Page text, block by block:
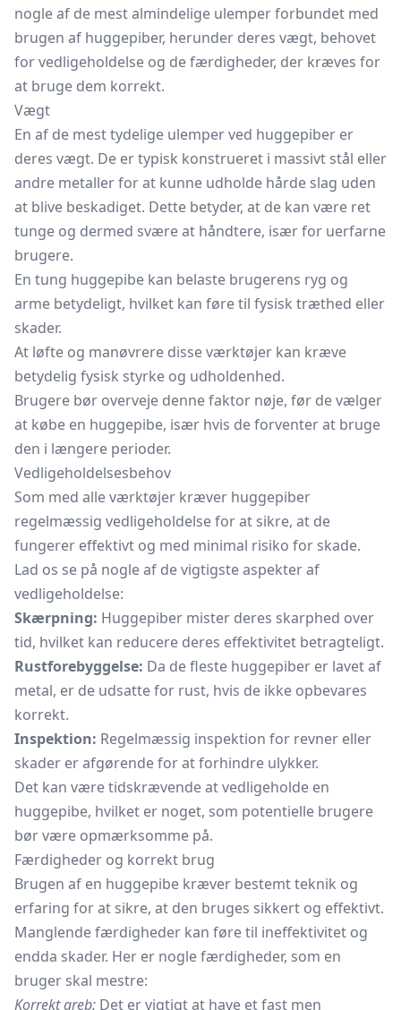
nogle af de mest almindelige ulemper forbundet med
brugen af huggepiber, herunder deres vægt, behovet
for vedligeholdelse og de færdigheder, der kræves for
at bruge dem korrekt.
Vægt
En af de mest tydelige ulemper ved huggepiber er
deres vægt. De er typisk konstrueret i massivt stål eller
andre metaller for at kunne udholde hårde slag uden
at blive beskadiget. Dette betyder, at de kan være ret
tunge og dermed svære at håndtere, især for uerfarne
brugere.
En tung huggepibe kan belaste brugerens ryg og
arme betydeligt, hvilket kan føre til fysisk træthed eller
skader.
At løfte og manøvrere disse værktøjer kan kræve
betydelig fysisk styrke og udholdenhed.
Brugere bør overveje denne faktor nøje, før de vælger
at købe en huggepibe, især hvis de forventer at bruge
den i længere perioder.
Vedligeholdelsesbehov
Som med alle værktøjer kræver huggepiber
regelmæssig vedligeholdelse for at sikre, at de
fungerer effektivt og med minimal risiko for skade.
Lad os se på nogle af de vigtigste aspekter af
vedligeholdelse:
Skærpning: Huggepiber mister deres skarphed over
tid, hvilket kan reducere deres effektivitet betragteligt.
Rustforebyggelse: Da de fleste huggepiber er lavet af
metal, er de udsatte for rust, hvis de ikke opbevares
korrekt.
Inspektion: Regelmæssig inspektion for revner eller
skader er afgørende for at forhindre ulykker.
Det kan være tidskrævende at vedligeholde en
huggepibe, hvilket er noget, som potentielle brugere
bør være opmærksomme på.
Færdigheder og korrekt brug
Brugen af en huggepibe kræver bestemt teknik og
erfaring for at sikre, at den bruges sikkert og effektivt.
Manglende færdigheder kan føre til ineffektivitet og
endda skader. Her er nogle færdigheder, som en
bruger skal mestre:
Korrekt greb: Det er vigtigt at have et fast men